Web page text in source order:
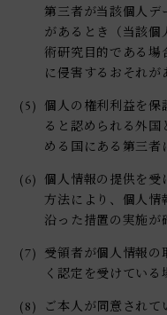
第三者が当該個人デ
があるとき（当該個
術研究目的である場
に侵害するおそれが
(5) 個人の権利利益を保
ると認められる外国
める国にある第三者
(6) 個人情報の提供を受
方法により、個人情
沿った措置の実施が
(7)
受領者が個人情報の
く認定を受けている
(8) ご本人が同意されて